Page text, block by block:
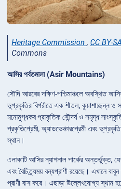
Heritage Commission , CC BY-
Commons
আসির পর্বতমালা (Asir Mountains)
সৌদি আরবের দক্ষিণ-পশ্চিমাঞ্চলে অবস্থিত
ভূপ্রকৃতির বিপরীতে এক শীতল, কুয়াশাচ্ছন্ন ও
মনোমুগ্ধকর প্রাকৃতিক সৌন্দর্য ও সমৃদ্ধ
প্রকৃতিপ্রেমী, অ্যাডভেঞ্চারপ্রেমী এবং
স্থান।
এলাকাটি আসির ন্যাশনাল পার্কের অন্তর্ভুক্ত,
এবং বৈচিত্র্যময় বন্যপ্রাণী রয়েছে। এখানে
প্রাণী বাস করে। এছাড়া উল্লেখযোগ্য স্থান